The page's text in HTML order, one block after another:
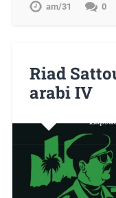
am/31 0
Riad
arabi IV